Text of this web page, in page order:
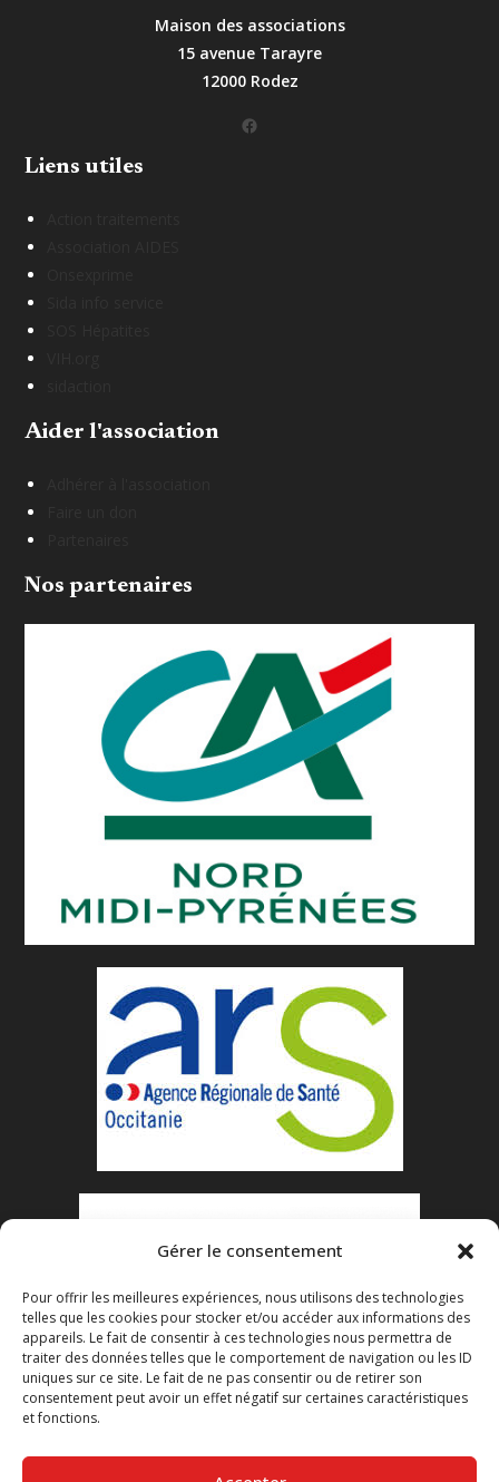
Gérer le consentement
Pour offrir les meilleures expériences, nous utilisons des technologies
telles que les cookies pour stocker et/ou accéder aux informations des
appareils. Le fait de consentir à ces technologies nous permettra de
traiter des données telles que le comportement de navigation ou les ID
uniques sur ce site. Le fait de ne pas consentir ou de retirer son
consentement peut avoir un effet négatif sur certaines caractéristiques
et fonctions.
Maison des associations
15 avenue Tarayre
12000 Rodez
Facebook
Liens utiles
Aider l'association
Nos partenaires